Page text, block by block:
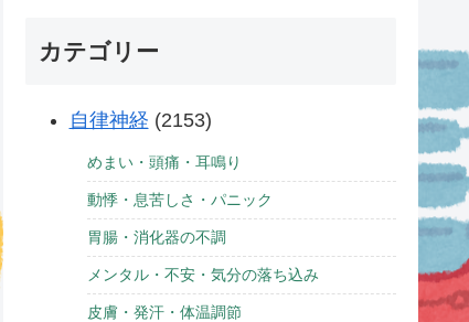
カテゴリー
自律神経 (2153)
めまい・頭痛・耳鳴り
動悸・息苦しさ・パニック
胃腸・消化器の不調
メンタル・不安・気分の落ち込み
皮膚・発汗・体温調節